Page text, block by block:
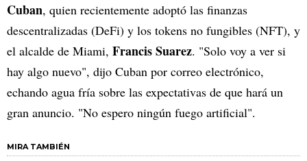
Cuban, quien recientemente adoptó las finanzas
descentralizadas (DeFi) y los tokens no fungibles (NFT), y
el alcalde de Miami, Francis Suarez. "Solo voy a ver si
hay algo nuevo", dijo Cuban por correo electrónico,
echando agua fría sobre las expectativas de que hará un
gran anuncio. "No espero ningún fuego artificial".
MIRA TAMBIÉN